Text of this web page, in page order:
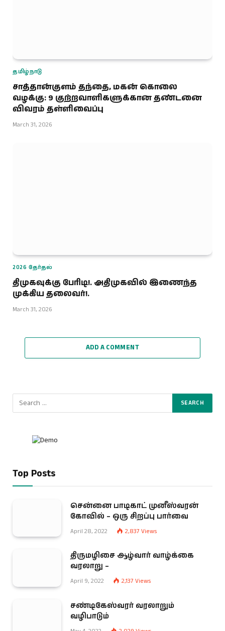
தமிழ்நாடு
சாத்தான்குளம் தந்தை, மகன் கொலை
வழக்கு: 9 குற்றவாளிகளுக்கான தண்டனை
விவரம் தள்ளிவைப்பு
March 31, 2026
2026 தேர்தல்
திமுகவுக்கு பேரிடி!. அதிமுகவில் இணைந்த
முக்கிய தலைவர்!.
March 31, 2026
ADD A COMMENT
Top Posts
சென்னை பாடிகாட் முனீஸ்வரன்
கோவில் – ஒரு சிறப்பு பார்வை
April 28, 2022 2,837 Views
திருமழிசை ஆழ்வார் வாழ்க்கை
வரலாறு –
April 9, 2022 2,137 Views
சண்டிகேஸ்வரர் வரலாறும்
வழிபாடும்